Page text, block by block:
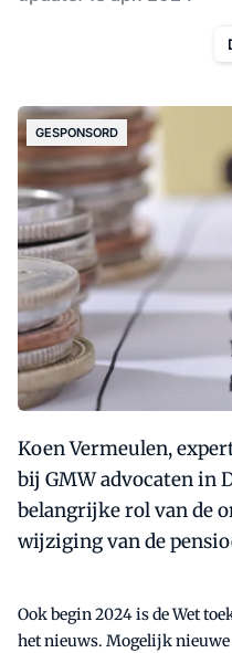
GESPONSORD
Koen Vermeulen,
bij GMW advocaten in
belangrijke rol van de
wijziging van de
Ook begin 2024 is de Wet
het nieuws. Mogelijk